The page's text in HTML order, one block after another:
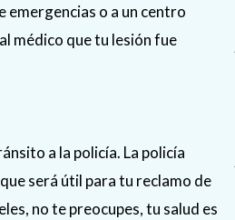
emergencias o a un centro
médico que tu lesión fue
a la policía. La policía
será útil para tu reclamo de
no te preocupes, tu salud es